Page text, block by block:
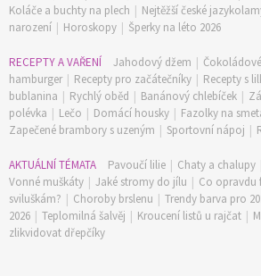
Koláče a buchty na plech | Nejtěžší české
narození | Horoskopy | Šperky na léto 2026
RECEPTY A VAŘENÍ Jahodový džem |
hamburger | Recepty pro začátečníky | Recepty s
bublanina | Rychlý oběd | Banánový chlebíček |
polévka | Lečo | Domácí housky | Fazolky na
Zapečené brambory s uzeným | Sportovní nápoj |
AKTUÁLNÍ TÉMATA Pavoučí lilie | Chaty a chalupy
Vonné muškáty | Jaké stromy do jílu | Co opravdu
sviluškám? | Choroby brslenu | Trendy barva pro
2026 | Teplomilná šalvěj | Kroucení listů u rajčat |
zlikvidovat dřepčíky